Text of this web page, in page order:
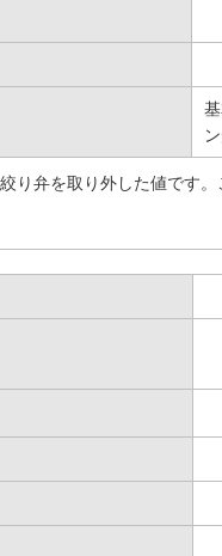
り弁を取り外した値です